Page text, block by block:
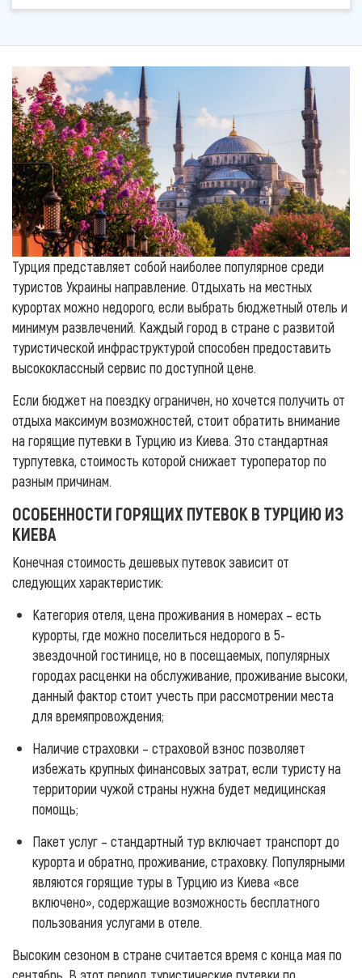
Турция представляет собой наиболее популярное среди
туристов Украины направление. Отдыхать на местных
курортах можно недорого, если выбрать бюджетный отель и
минимум развлечений. Каждый город в стране с развитой
туристической инфраструктурой способен предоставить
высококлассный сервис по доступной цене.
Если бюджет на поездку ограничен, но хочется получить от
отдыха максимум возможностей, стоит обратить внимание
на горящие путевки в Турцию из Киева. Это стандартная
турпутевка, стоимость которой снижает туроператор по
разным причинам.
ОСОБЕННОСТИ ГОРЯЩИХ ПУТЕВОК В ТУРЦИЮ ИЗ
КИЕВА
Конечная стоимость дешевых путевок зависит от
следующих характеристик:
Категория отеля, цена проживания в номерах – есть
курорты, где можно поселиться недорого в 5-
звездочной гостинице, но в посещаемых, популярных
городах расценки на обслуживание, проживание высоки,
данный фактор стоит учесть при рассмотрении места
для времяпровождения;
Наличие страховки – страховой взнос позволяет
избежать крупных финансовых затрат, если туристу на
территории чужой страны нужна будет медицинская
помощь;
Пакет услуг – стандартный тур включает транспорт до
курорта и обратно, проживание, страховку. Популярными
являются горящие туры в Турцию из Киева «все
включено», содержащие возможность бесплатного
пользования услугами в отеле.
Высоким сезоном в стране считается время с конца мая по